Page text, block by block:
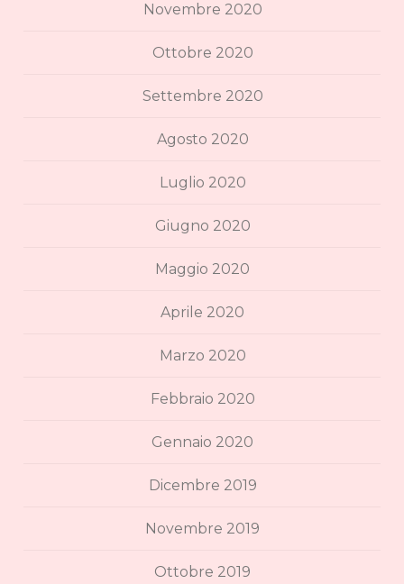
Novembre 2020
Ottobre 2020
Settembre 2020
Agosto 2020
Luglio 2020
Giugno 2020
Maggio 2020
Aprile 2020
Marzo 2020
Febbraio 2020
Gennaio 2020
Dicembre 2019
Novembre 2019
Ottobre 2019